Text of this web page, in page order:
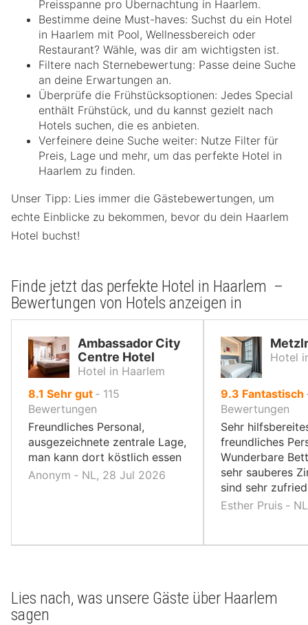
Preisspanne pro Übernachtung in Haarlem.
Bestimme deine Must-haves: Suchst du ein Hotel
in Haarlem mit Pool, Wellnessbereich oder
Restaurant? Wähle, was dir am wichtigsten ist.
Filtere nach Sternebewertung: Passe deine Suche
an deine Erwartungen an.
Überprüfe die Frühstücksoptionen: Jedes Special
enthält Frühstück, und du kannst gezielt nach
Hotels suchen, die es anbieten.
Verfeinere deine Suche weiter: Nutze Filter für
Preis, Lage und mehr, um das perfekte Hotel in
Haarlem zu finden.
Unser Tipp: Lies immer die Gästebewertungen, um
echte Einblicke zu bekommen, bevor du dein Haarlem
Hotel buchst!
Finde jetzt das perfekte Hotel in Haarlem –
Bewertungen von Hotels anzeigen in
Ambassador City
Centre Hotel
Hotel in Haarlem
8.1 von
10,
Sehr gut ‐ 115
Bewertungen
Freundliches Personal,
ausgezeichnete zentrale Lage,
man kann dort köstlich essen
Anonym ‐ NL, 28 Jul 2026
Hotel
9.3 von
10,
Fantastisch
Bewertungen
Sehr
freundliches
Wunderbare
sehr sauberes
sind sehr
Esther Pruis ‐
Lies nach, was unsere Gäste über Haarlem
sagen